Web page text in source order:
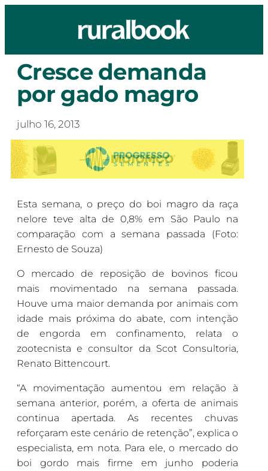
Cresce demanda
por gado magro
julho 16, 2013
Esta semana, o preço do boi magro da raça
nelore teve alta de 0,8% em São Paulo na
comparação com a semana passada (Foto:
Ernesto de Souza)
O mercado de reposição de bovinos ficou
mais movimentado na semana passada.
Houve uma maior demanda por animais com
idade mais próxima do abate, com intenção
de engorda em confinamento, relata o
zootecnista e consultor da Scot Consultoria,
Renato Bittencourt.
“A movimentação aumentou em relação à
semana anterior, porém, a oferta de animais
continua apertada. As recentes chuvas
reforçaram este cenário de retenção”, explica o
especialista, em nota. Para ele, o mercado do
boi gordo mais firme em junho poderia